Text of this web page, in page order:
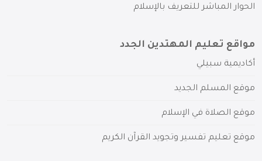
الحوار المباشر للتعريف بالإسلام
مواقع تعليم المهتدين الجدد
أكاديمية سبيلي
موقع المسلم الجديد
موقع الصلاة في الإسلام
موقع تعليم تفسير وتجويد القرآن الكريم